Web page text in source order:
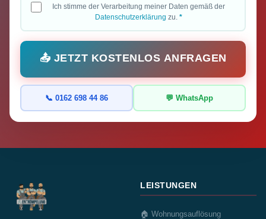
Ich stimme der Verarbeitung meiner Daten gemäß der
Datenschutzerklärung zu. *
📤 JETZT KOSTENLOS ANFRAGEN
📞 0162 698 44 86 💬 WhatsApp
LEISTUNGEN
🏠 Wohnungsauflösung